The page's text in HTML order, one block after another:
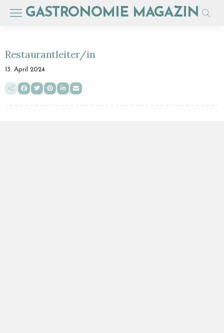
GASTRONOMIE MAGAZIN
Restaurantleiter/in
13. April 2024